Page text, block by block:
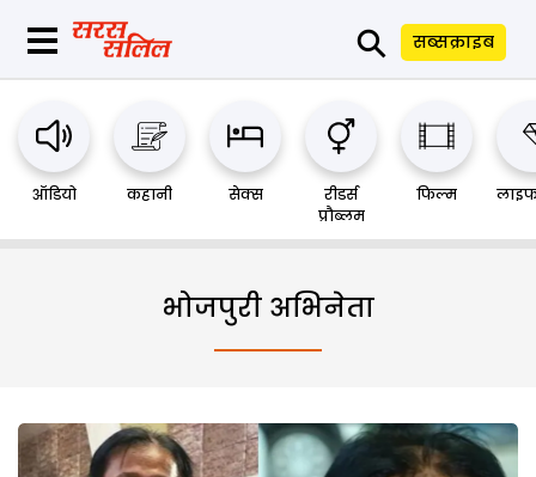
⚲ सब्सक्राइब
ऑडियो कहानी सेक्स
रीडर्स
प्रौब्लम
फिल्म
भोजपुरी अभिनेता